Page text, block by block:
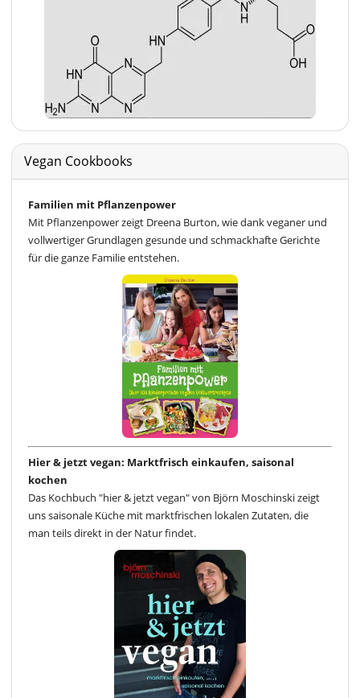
Vegan Cookbooks
Familien mit Pflanzenpower
Mit Pflanzenpower zeigt Dreena Burton, wie dank veganer und
vollwertiger Grundlagen gesunde und schmackhafte Gerichte
für die ganze Familie entstehen.
Hier & jetzt vegan: Marktfrisch einkaufen, saisonal
kochen
Das Kochbuch "hier & jetzt vegan" von Björn Moschinski zeigt
uns saisonale Küche mit marktfrischen lokalen Zutaten, die
man teils direkt in der Natur findet.